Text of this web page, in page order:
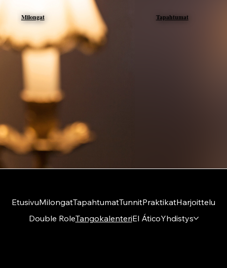
Milongat Tapahtumat
EtusivuMilongatTapahtumatTunnitPraktikatHarjoittelu
Double RoleTangokalenteriEl ÁticoYhdistys